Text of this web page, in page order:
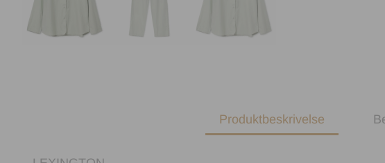
Produktbeskrivelse